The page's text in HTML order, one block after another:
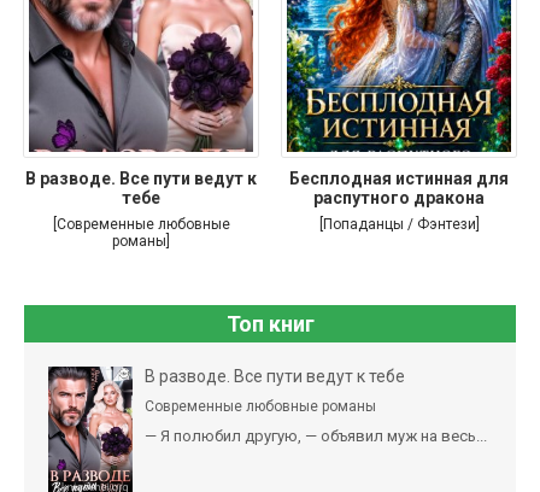
В разводе. Все пути ведут к
тебе
[Современные любовные
романы]
Бесплодная истинная для
распутного дракона
[Попаданцы / Фэнтези]
Топ книг
В разводе. Все пути ведут к тебе
Современные любовные романы
— Я полюбил другую, — объявил муж на весь...